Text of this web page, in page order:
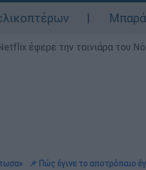
Μπαράζ
έφερε την ταινιάρα του
📌 Πώς έγινε το αποτρόπαιο